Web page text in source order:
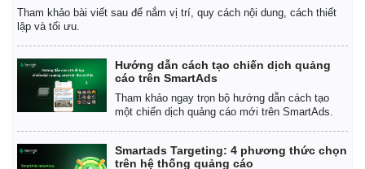
Tham khảo bài viết sau để nắm vị trí, quy cách nội dung, cách thiết
lập và tối ưu.
Hướng dẫn cách tạo chiến dịch quảng
cáo trên SmartAds
Tham khảo ngay trọn bộ hướng dẫn cách tạo
một chiến dịch quảng cáo mới trên SmartAds.
Smartads Targeting: 4 phương thức chọn
trên hệ thống quảng cáo